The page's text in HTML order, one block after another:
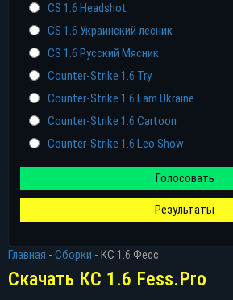
CS 1.6 Headshot
CS 1.6 Украинский лесник
CS 1.6 Русский Мясник
Counter-Strike 1.6 Try
Counter-Strike 1.6 Lam Ukraine
Counter-Strike 1.6 Cartoon
Counter-Strike 1.6 Leo Show
Голосовать
Результаты
Главная - Сборки - КС 1.6 Фесс
Скачать КС 1.6 Fess.Pro